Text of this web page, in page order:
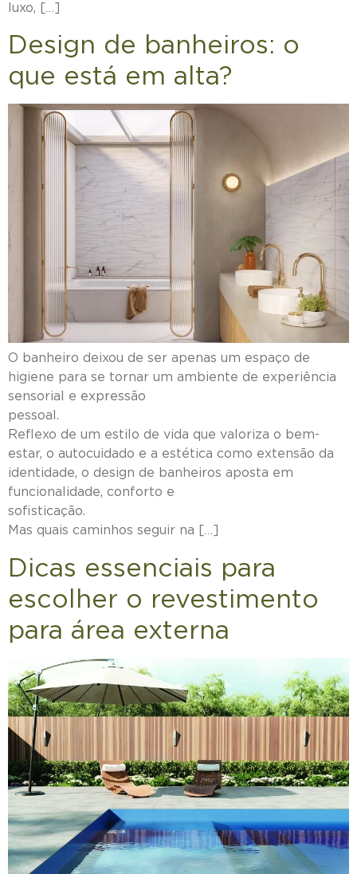
luxo, […]
Design de banheiros: o
que está em alta?
O banheiro deixou de ser apenas um espaço de
higiene para se tornar um ambiente de experiência
sensorial e expressão
Reflexo de um estilo de vida que valoriza o bem-
estar, o autocuidado e a estética como extensão da
identidade, o design de banheiros aposta em
funcionalidade, conforto e
Mas quais caminhos seguir na […]
Dicas essenciais para
escolher o revestimento
para área externa